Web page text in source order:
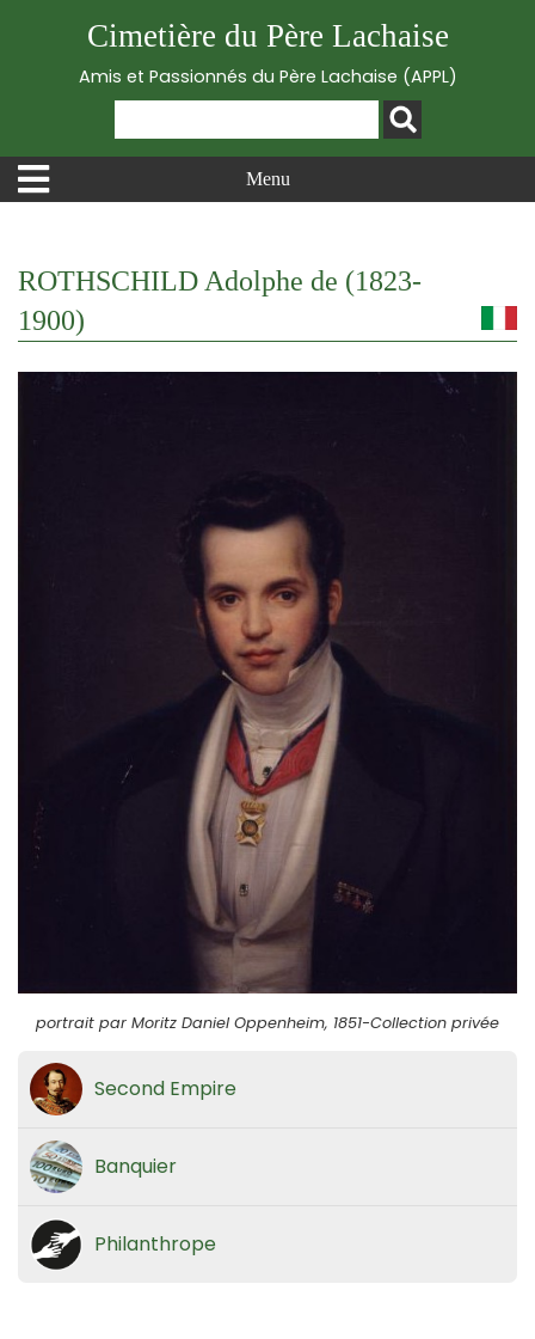
Cimetière du Père Lachaise
Amis et Passionnés du Père Lachaise (APPL)
Menu
ROTHSCHILD Adolphe de (1823-
1900)
portrait par Moritz Daniel Oppenheim, 1851-Collection privée
Second Empire
Banquier
Philanthrope